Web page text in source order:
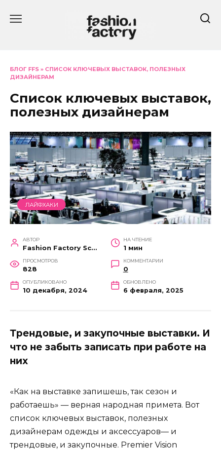
БЛОГ FFS » СПИСОК КЛЮЧЕВЫХ ВЫСТАВОК, ПОЛЕЗНЫХ
ДИЗАЙНЕРАМ
Список ключевых выставок,
полезных дизайнерам
ЛАЙФХАКИ
АВТОР
Fashion Factory School
НА ЧТЕНИЕ
1 мин
ПРОСМОТРОВ
828
КОММЕНТАРИИ
0
ОПУБЛИКОВАНО
10 декабря, 2024
ОБНОВЛЕНО
6 февраля, 2025
Трендовые, и закупочные выставки. И
что не забыть записать при работе на
них
«Как на выставке запишешь, так сезон и
работаешь» — верная народная примета. Вот
список ключевых выставок, полезных
дизайнерам одежды и аксессуаров— и
трендовые, и закупочные. Premier Vision